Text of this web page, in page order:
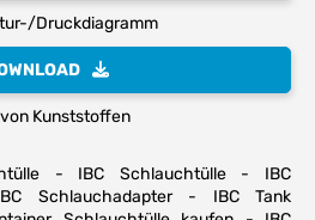
Druckdiagramm
Kunststoffen
- IBC Schlauchtülle - IBC
Schlauchadapter - IBC Tank